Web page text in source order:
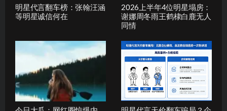
明星代言翻车榜：张翰汪涵
等明星诚信何在
2026上半年4位明星塌房：
谢娜周冬雨王鹤棣白鹿无人
同情